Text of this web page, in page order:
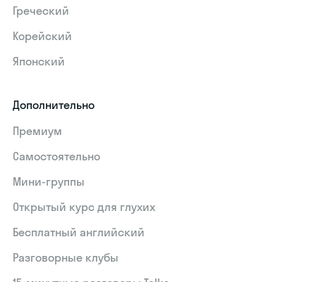
Греческий
Корейский
Японский
Дополнительно
Премиум
Самостоятельно
Мини-группы
Открытый курс для глухих
Бесплатный английский
Разговорные клубы